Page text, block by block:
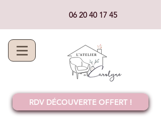
RDV DÉCOUVERTE OFFERT !
06 20 40 17 45